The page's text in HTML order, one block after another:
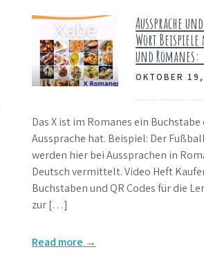
Aussprache
Wort Beispiele
und
OKTOBER
Das X ist im Romanes ein
Aussprache hat. Beispiel: Der
werden hier bei Aussprachen in
Deutsch vermittelt. Video Heft
Buchstaben und QR Codes für die
zur […]
Read more →